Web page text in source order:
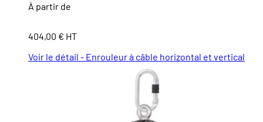
À partir de
404,00 € HT
Voir le détail - Enrouleur à câble horizontal et vertical